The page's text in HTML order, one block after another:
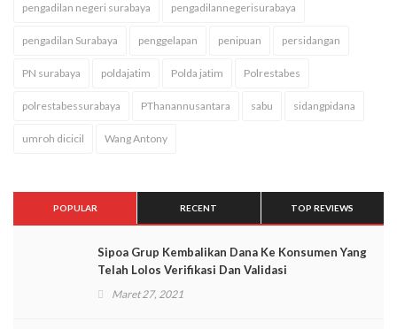
pengadilan negeri surabaya pengadilannegerisurabaya
pengadilan Surabaya penggelapan penipuan persidangan
PN surabaya poldajatim Polda jatim Polrestabes
polrestabessurabaya PThanannusantara sabu sidangpidana
umroh dicicil Wang Antony
POPULAR RECENT TOP REVIEWS
Sipoa Grup Kembalikan Dana Ke Konsumen Yang
Telah Lolos Verifikasi Dan Validasi
Maret 27, 2021